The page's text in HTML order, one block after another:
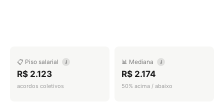
📋 Piso salarial i
R$ 2.123
acordos coletivos
📊 Mediana i
R$ 2.174
50% acima / abaixo